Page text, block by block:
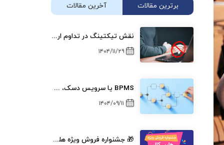
برترین مقالات آخرین مقالات
نقش تیکتینگ در تداوم ارتباطات سازمانی در زمان قطعی اینترنت
۱۴۰۴/۱۱/۲۹
BPMS یا سرویس دسک، هلپ دسک و تیکتینگ؟
۱۴۰۴/۰۹/۱۱
🎁 جشنواره فروش ویژه هلپیکال (تابستان ۱۴۰۴)